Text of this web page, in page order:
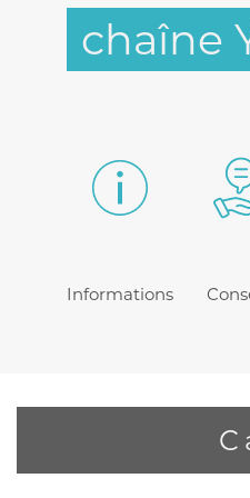
chaîne
Informations